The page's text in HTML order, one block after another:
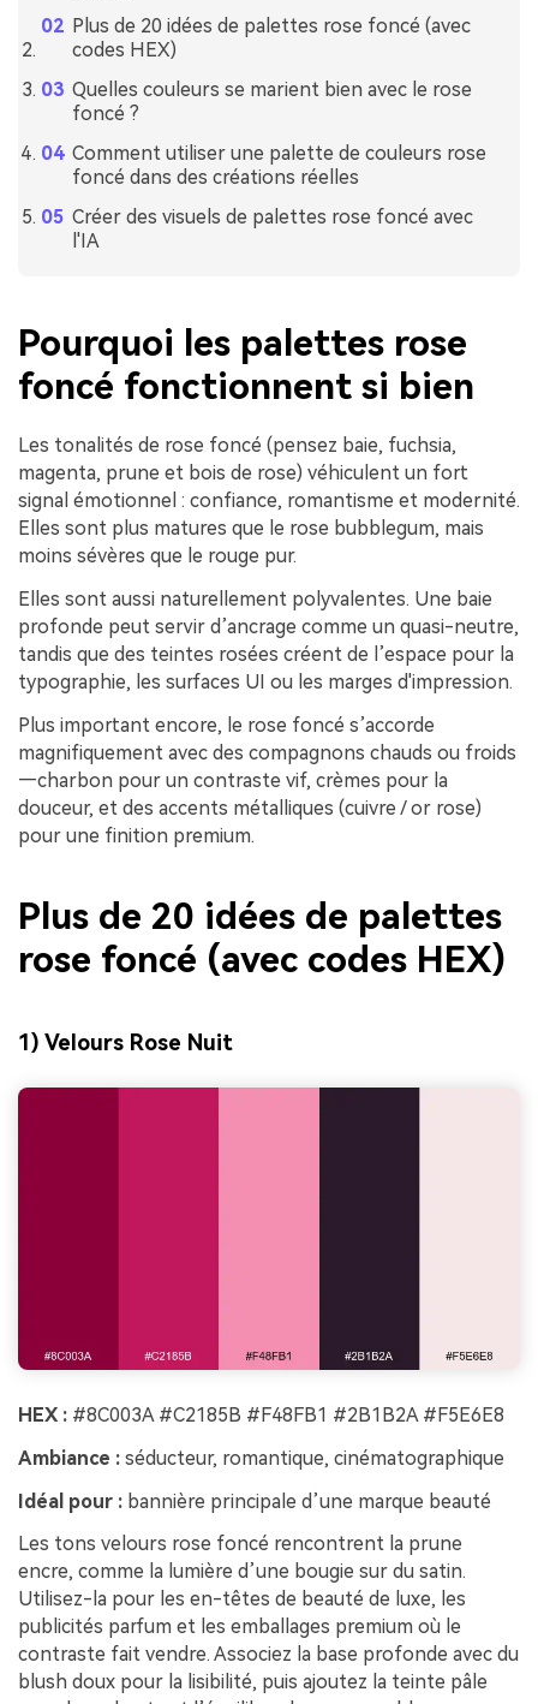
Plus de 20 idées de palettes rose foncé (avec
codes HEX)
Quelles couleurs se marient bien avec le rose
foncé ?
Comment utiliser une palette de couleurs rose
foncé dans des créations réelles
Créer des visuels de palettes rose foncé avec
l'IA
Pourquoi les palettes rose
foncé fonctionnent si bien
Les tonalités de rose foncé (pensez baie, fuchsia,
magenta, prune et bois de rose) véhiculent un fort
signal émotionnel : confiance, romantisme et modernité.
Elles sont plus matures que le rose bubblegum, mais
moins sévères que le rouge pur.
Elles sont aussi naturellement polyvalentes. Une baie
profonde peut servir d’ancrage comme un quasi-neutre,
tandis que des teintes rosées créent de l’espace pour la
typographie, les surfaces UI ou les marges d'impression.
Plus important encore, le rose foncé s’accorde
magnifiquement avec des compagnons chauds ou froids
—charbon pour un contraste vif, crèmes pour la
douceur, et des accents métalliques (cuivre / or rose)
pour une finition premium.
Plus de 20 idées de palettes
rose foncé (avec codes HEX)
1) Velours Rose Nuit
HEX : #8C003A #C2185B #F48FB1 #2B1B2A #F5E6E8
Ambiance : séducteur, romantique, cinématographique
Idéal pour : bannière principale d’une marque beauté
Les tons velours rose foncé rencontrent la prune
encre, comme la lumière d’une bougie sur du satin.
Utilisez-la pour les en-têtes de beauté de luxe, les
publicités parfum et les emballages premium où le
contraste fait vendre. Associez la base profonde avec du
blush doux pour la lisibilité, puis ajoutez la teinte pâle